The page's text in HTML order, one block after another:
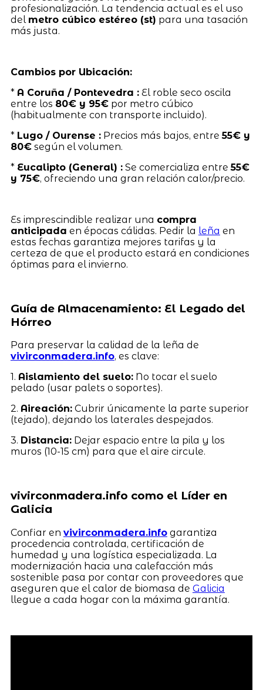
profesionalización. La tendencia actual es el uso
del metro cúbico estéreo (st) para una tasación
más justa.
Cambios por Ubicación:
* A Coruña / Pontevedra :El roble seco oscila
entre los 80€ y 95€por metro cúbico
(habitualmente con transporte incluido).
* Lugo / Ourense :Precios más bajos, entre55€ y
80€según el volumen.
* Eucalipto (General) :Se comercializa entre55€
y 75€, ofreciendo una gran relación calor/precio.
Es imprescindible realizar una compra
anticipada en épocas cálidas. Pedir la leña en
estas fechas garantiza mejores tarifas y la
certeza de que el producto estará en condiciones
óptimas para el invierno.
Guía de Almacenamiento: El Legado del
Hórreo
Para preservar la calidad de la leña de
vivirconmadera.info, es clave:
1. Aislamiento del suelo:No tocar el suelo
pelado (usar palets o soportes).
2. Aireación:Cubrir únicamente la parte superior
(tejado), dejando los laterales despejados.
3. Distancia:Dejar espacio entre la pila y los
muros (10-15 cm) para que el aire circule.
vivirconmadera.info como el Líder en
Galicia
Confiar en vivirconmadera.infogarantiza
procedencia controlada, certificación de
humedad y una logística especializada. La
modernización hacia una calefacción más
sostenible pasa por contar con proveedores que
aseguren que el calor de biomasa de Galicia
llegue a cada hogar con la máxima garantía.